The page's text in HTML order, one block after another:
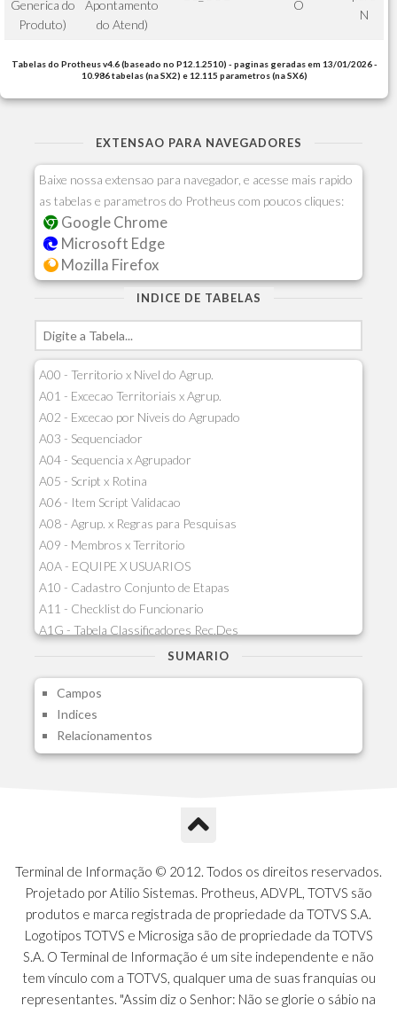
Generica do
Produto)
Apontamento
do Atend)
O
N
Tabelas do Protheus v4.6 (baseado no P12.1.2510) - paginas geradas em 13/01/2026 -
10.986 tabelas (na SX2) e 12.115 parametros (na SX6)
EXTENSAO PARA NAVEGADORES
Baixe nossa extensao para navegador, e acesse mais rapido
as tabelas e parametros do Protheus com poucos cliques:
Google Chrome
Microsoft Edge
Mozilla Firefox
INDICE DE TABELAS
A00 - Territorio x Nivel do Agrup.
A01 - Excecao Territoriais x Agrup.
A02 - Excecao por Niveis do Agrupado
A03 - Sequenciador
A04 - Sequencia x Agrupador
A05 - Script x Rotina
A06 - Item Script Validacao
A08 - Agrup. x Regras para Pesquisas
A09 - Membros x Territorio
A0A - EQUIPE X USUARIOS
A10 - Cadastro Conjunto de Etapas
A11 - Checklist do Funcionario
A1G - Tabela Classificadores Rec.Des
A1H - Itens Tabela Classif.Rec.Desp.
A1J - Itens Aglutinadores Visao
A1N - Tipos de Card
A1O - Cards Dashboard
A1P - Tipos de Charts
A1S - Notificacoes do Vendedor
A1U - Intermediadores
A1V - Schemas - Gestao de Vendas
A1W - Campos do Schema
A1X - CFDI Complemento Carta Porte
A1Y - Carta Porte - Localizacoes
A1Z - Carta Porte - Operadores
A20 - Nota Explicativa - PCO
SUMARIO
Campos
Indices
Relacionamentos
Terminal de Informação © 2012. Todos os direitos reservados.
Projetado por Atilio Sistemas. Protheus, ADVPL, TOTVS são
produtos e marca registrada de propriedade da TOTVS S.A.
Logotipos TOTVS e Microsiga são de propriedade da TOTVS
S.A. O Terminal de Informação é um site independente e não
tem vínculo com a TOTVS, qualquer uma de suas franquias ou
representantes. "Assim diz o Senhor: Não se glorie o sábio na